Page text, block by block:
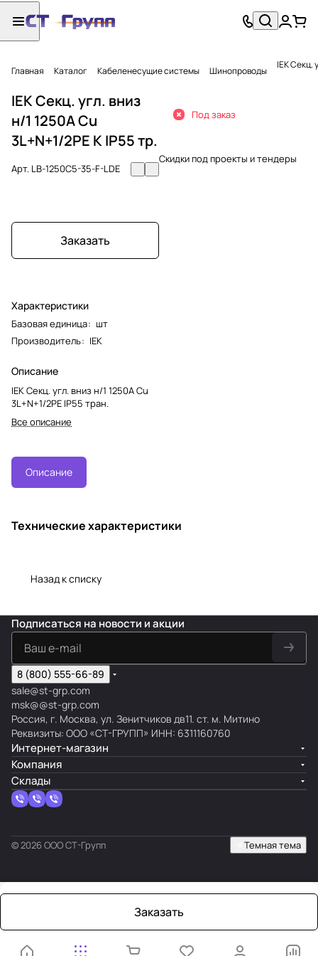
Главная Каталог Кабеленесущие системы Шинопроводы IEK Секц.
IEK Секц. угл. вниз
н/1 1250А Cu
3L+N+1/2PE К IP55 тр.
Арт. LB-1250C5-35-F-LDE
Заказать
Характеристики
Базовая единица: шт
Производитель: IEK
Описание
IEK Секц. угл. вниз н/1 1250А Cu
3L+N+1/2PE IP55 тран.
Все описание
Под заказ
Скидки под проекты и тендеры
Описание
Технические характеристики
Назад к списку
Заказать
Подписаться на новости и акции
8 (800) 555-66-89
sale@st-grp.com
msk@@st-grp.com
Россия, г. Москва, ул. Зенитчиков дв11. ст. м. Митино
Реквизиты: ООО «СТ-ГРУПП» ИНН: 6311160760
Интернет-магазин
Компания
Склады
© 2026 ООО СТ-Групп Темная тема